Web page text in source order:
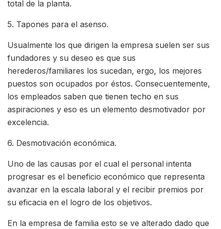
total de la planta.
5. Tapones para el asenso.
Usualmente los que dirigen la empresa suelen ser sus
fundadores y su deseo es que sus
herederos/familiares los sucedan, ergo, los mejores
puestos son ocupados por éstos. Consecuentemente,
los empleados saben que tienen techo en sus
aspiraciones y eso es un elemento desmotivador por
excelencia.
6. Desmotivación económica.
Uno de las causas por el cual el personal intenta
progresar es el beneficio económico que representa
avanzar en la escala laboral y el recibir premios por
su eficacia en el logro de los objetivos.
En la empresa de familia esto se ve alterado dado que